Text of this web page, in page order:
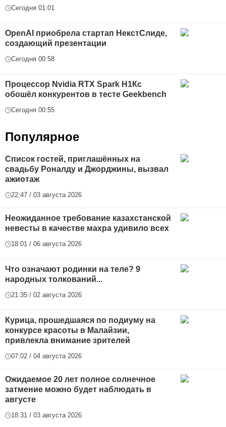
Сегодня 01:01
OpenAI приобрела стартап НекстСлиде,
создающий презентации
Сегодня 00:58
Процессор Nvidia RTX Spark Н1Кс
обошёл конкурентов в тесте Geekbench
Сегодня 00:55
Популярное
Список гостей, приглашённых на
свадьбу Роналду и Джорджины, вызвал
ажиотаж
22:47 / 03 августа 2026
Неожиданное требование казахстанской
невесты в качестве махра удивило всех
18:01 / 06 августа 2026
Что означают родинки на теле? 9
народных толкований...
21:35 / 02 августа 2026
Курица, прошедшаяся по подиуму на
конкурсе красоты в Малайзии,
привлекла внимание зрителей
07:02 / 04 августа 2026
Ожидаемое 20 лет полное солнечное
затмение можно будет наблюдать в
августе
18:31 / 03 августа 2026